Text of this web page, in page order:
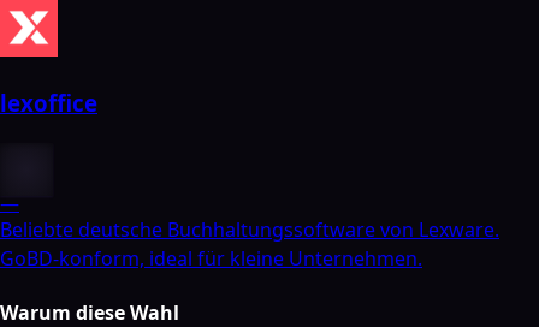
lexoffice
—
Beliebte deutsche Buchhaltungssoftware von Lexware.
GoBD-konform, ideal für kleine Unternehmen.
Warum diese Wahl